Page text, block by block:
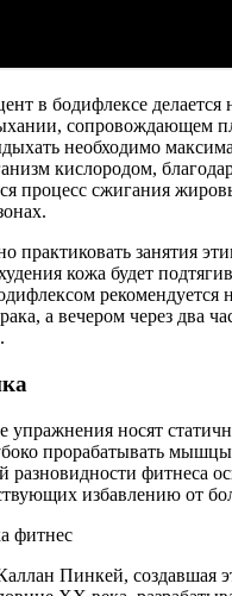
в бодифлексе делается
сопровождающем
необходимо
кислородом,
процесс сжигания
практиковать занятия
кожа будет
рекомендуется
а вечером через два
упражнения носят
прорабатывать
разновидности фитнеса
избавлению от
Пинкей, создавшая